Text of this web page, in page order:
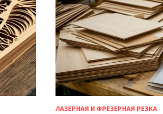
ЛАЗЕРНАЯ И ФРЕЗЕРНАЯ РЕЗКА